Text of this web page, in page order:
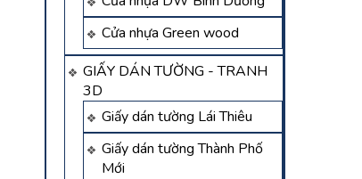
Cửa nhựa Green wood
GIẤY DÁN TƯỜNG - TRANH
3D
Giấy dán tường Lái Thiêu
Giấy dán tường Thành Phố
Mới